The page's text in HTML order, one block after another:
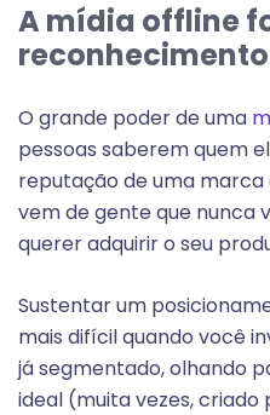
A mídia offline
O grande poder de uma
pessoas saberem quem
reputação de uma marca
vem de gente que nunca
querer adquirir o seu
Sustentar um
mais difícil quando você
já segmentado, olhando
ideal (muita vezes,